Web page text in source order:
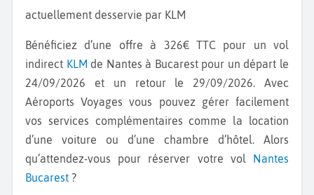
actuellement desservie par KLM
Bénéficiez d’une offre à 326€ TTC pour un vol
indirect KLM de Nantes à Bucarest pour un départ le
24/09/2026 et un retour le 29/09/2026. Avec
Aéroports Voyages vous pouvez gérer facilement
vos services complémentaires comme la location
d’une voiture ou d’une chambre d’hôtel. Alors
qu’attendez-vous pour réserver votre vol
Nantes
Bucarest ?